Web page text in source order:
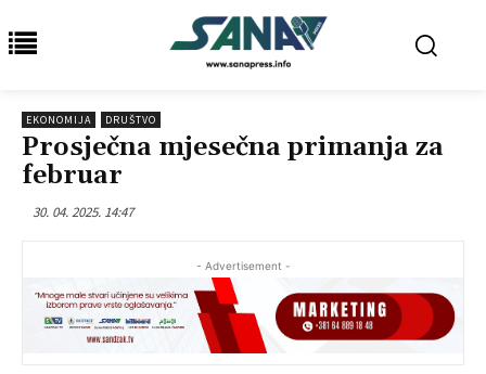
EKONOMIJA DRUŠTVO
Prosječna mjesečna primanja za
februar
30. 04. 2025. 14:47
- Advertisement -